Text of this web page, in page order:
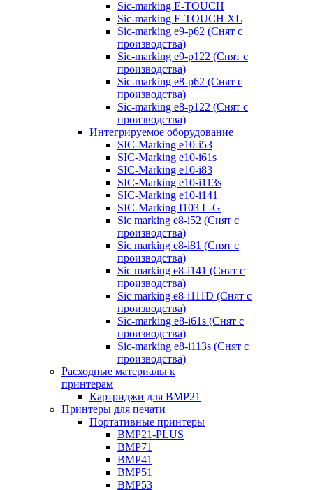
Sic-marking E-TOUCH
Sic-marking E-TOUCH XL
Sic-marking e9-p62 (Снят с
производства)
Sic-marking e9-p122 (Снят с
производства)
Sic-marking e8-p62 (Снят с
производства)
Sic-marking e8-p122 (Снят с
производства)
Интегрируемое оборудование
SIC-Marking e10-i53
SIC-Marking e10-i61s
SIC-Marking e10-i83
SIC-Marking e10-i113s
SIC-Marking e10-i141
SIC-Marking I103 L-G
Sic marking e8-i52 (Снят с
производства)
Sic marking e8-i81 (Снят с
производства)
Sic marking e8-i141 (Снят с
производства)
Sic marking e8-i111D (Снят с
производства)
Sic-marking e8-i61s (Снят с
производства)
Sic-marking e8-i113s (Снят с
производства)
Расходные материалы к
принтерам
Картриджи для BMP21
Принтеры для печати
Портативные принтеры
BMP21-PLUS
BMP71
BMP41
BMP51
BMP53